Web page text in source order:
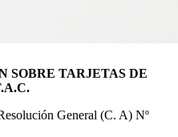
SOBRE TARJETAS DE
General (C. A) Nº